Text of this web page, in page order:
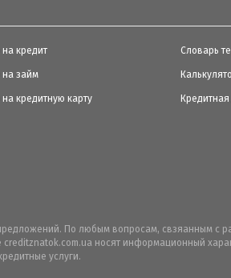
на кредит
на займ
на кредитную карту
Словарь
По любым вопросам, свзяанным с
носят информационный
услуги.